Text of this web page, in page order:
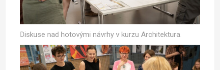
Diskuse nad hotovými návrhy v kurzu Architektura.